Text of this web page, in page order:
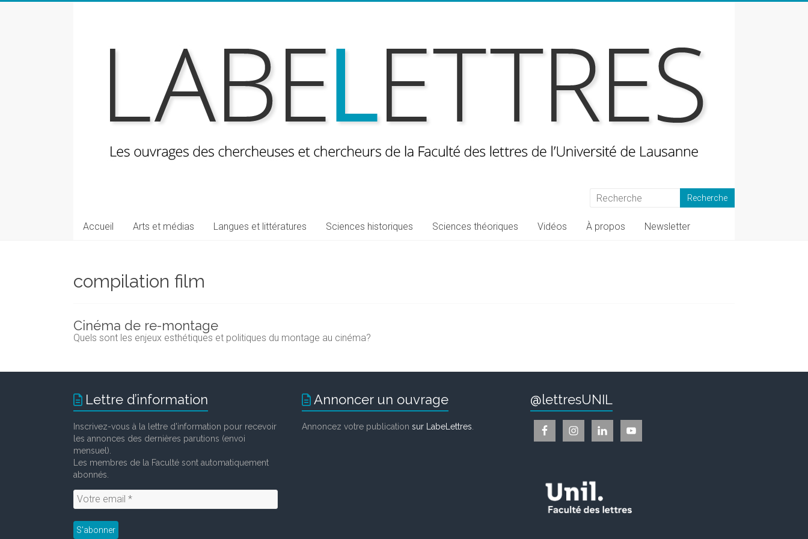
Les
et
chercheurs
la
Faculté
Accueil Arts et médias Langues et littératures Sciences historiques Sciences théoriques Vidéos À propos Newsletter
compilation film
Cinéma de re-montage
Quels sont les enjeux esthétiques et politiques du montage au cinéma?
Lettre d’information
Inscrivez-vous à la lettre d'information pour recevoir
les annonces des dernières parutions (envoi
mensuel).
Les membres de la Faculté sont automatiquement
abonnés.
Annoncer un ouvrage
Annoncez votre publication sur LabeLettres
@lettresUNIL